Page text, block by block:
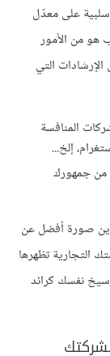
سلبية على معدّل
هو من الأمور
التي
المنافسة
إلخ...
من جمهورك
صورة أفضل عن
التجارية تظهرها
نفسك كرائد